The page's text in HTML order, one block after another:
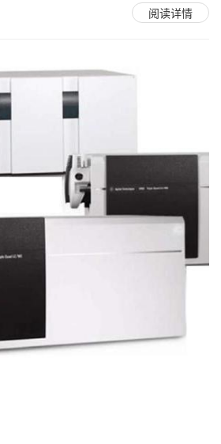
阅读详情